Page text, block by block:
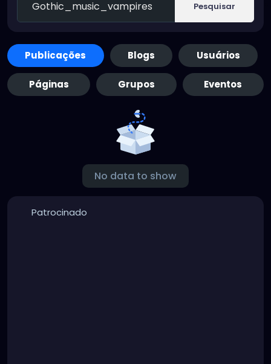
Pesquisar
Publicações Blogs Usuários
Páginas Grupos Eventos
No data to show
Patrocinado